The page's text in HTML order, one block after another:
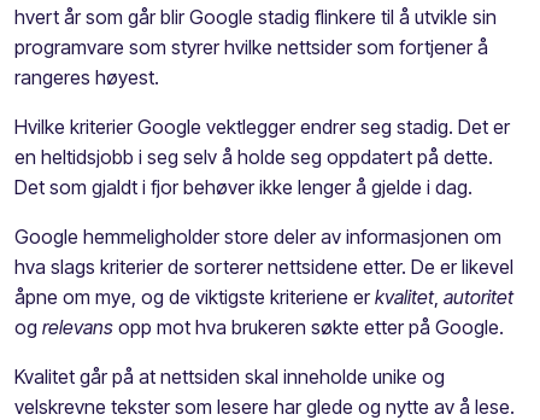
hvert år som går blir Google stadig flinkere til å utvikle sin
programvare som styrer hvilke nettsider som fortjener å
rangeres høyest.
Hvilke kriterier Google vektlegger endrer seg stadig. Det er
en heltidsjobb i seg selv å holde seg oppdatert på dette.
Det som gjaldt i fjor behøver ikke lenger å gjelde i dag.
Google hemmeligholder store deler av informasjonen om
hva slags kriterier de sorterer nettsidene etter. De er likevel
åpne om mye, og de viktigste kriteriene erkvalitet, autoritet
og relevans opp mot hva brukeren søkte etter på Google.
Kvalitet går på at nettsiden skal inneholde unike og
velskrevne tekster som lesere har glede og nytte av å lese.